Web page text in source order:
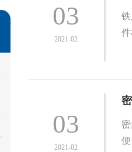
03
2021-02
03
2021-02